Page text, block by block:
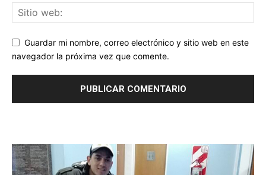
Guardar mi nombre, correo electrónico y sitio web en este
navegador la próxima vez que comente.